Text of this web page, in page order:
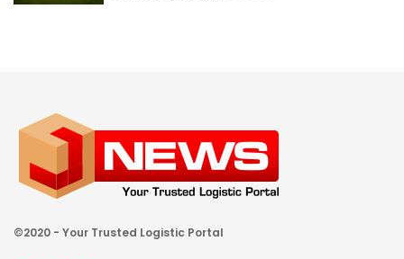
©2020 - Your Trusted Logistic Portal